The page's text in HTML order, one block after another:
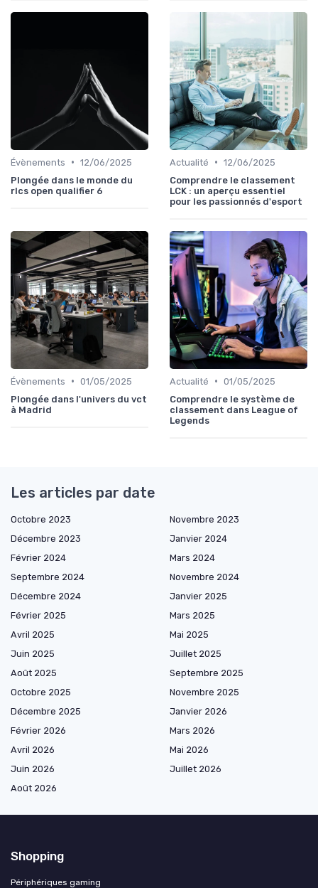
Évènements • 12/06/2025
Plongée dans le monde du
rlcs open qualifier 6
Actualité • 12/06/2025
Comprendre le classement
LCK : un aperçu essentiel
pour les passionnés d'esport
Évènements • 01/05/2025
Plongée dans l'univers du vct
à Madrid
Actualité • 01/05/2025
Comprendre le système de
classement dans League of
Legends
Les articles par date
Octobre 2023
Novembre 2023
Décembre 2023
Janvier 2024
Février 2024
Mars 2024
Septembre 2024
Novembre 2024
Décembre 2024
Janvier 2025
Février 2025
Mars 2025
Avril 2025
Mai 2025
Juin 2025
Juillet 2025
Août 2025
Septembre 2025
Octobre 2025
Novembre 2025
Décembre 2025
Janvier 2026
Février 2026
Mars 2026
Avril 2026
Mai 2026
Juin 2026
Juillet 2026
Août 2026
Shopping
Périphériques gaming